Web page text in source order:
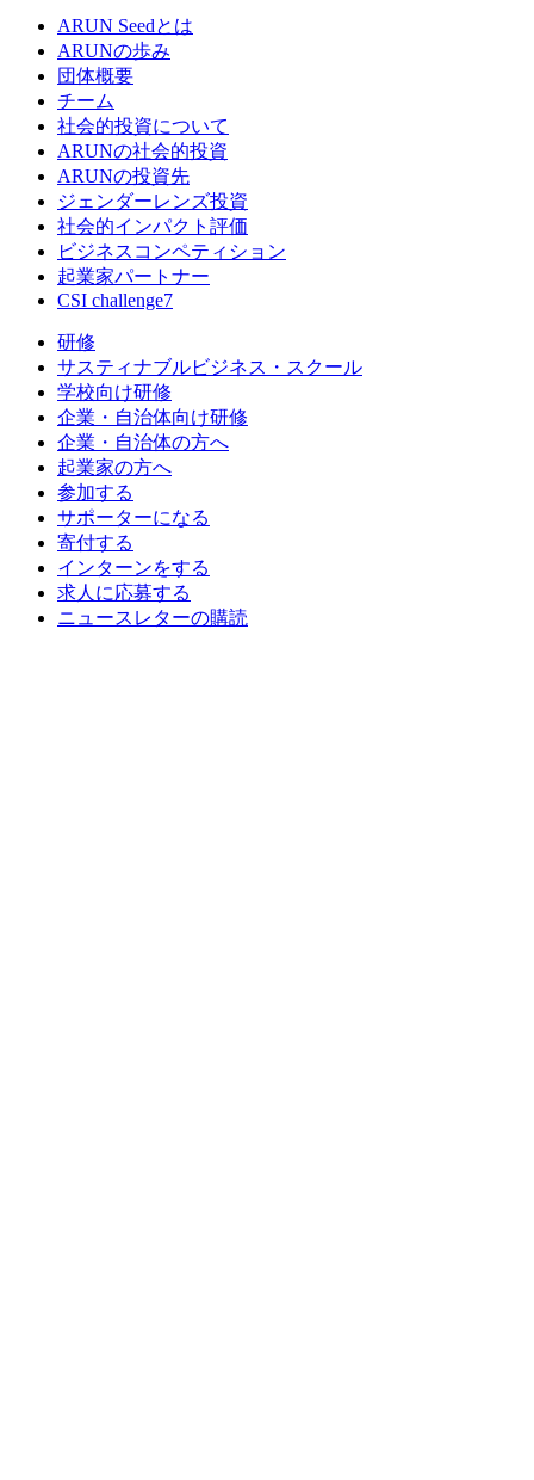
ARUN Seedとは
ARUNの歩み
団体概要
チーム
社会的投資について
ARUNの社会的投資
ARUNの投資先
ジェンダーレンズ投資
社会的インパクト評価
ビジネスコンペティション
起業家パートナー
CSI challenge7
研修
サスティナブルビジネス・スクール
学校向け研修
企業・自治体向け研修
企業・自治体の方へ
起業家の方へ
参加する
サポーターになる
寄付する
インターンをする
求人に応募する
ニュースレターの購読